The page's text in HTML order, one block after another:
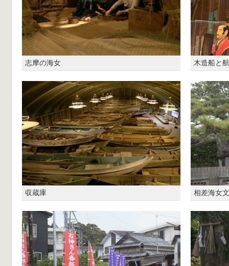
志摩の海女 木造船と
収蔵庫 相差海女